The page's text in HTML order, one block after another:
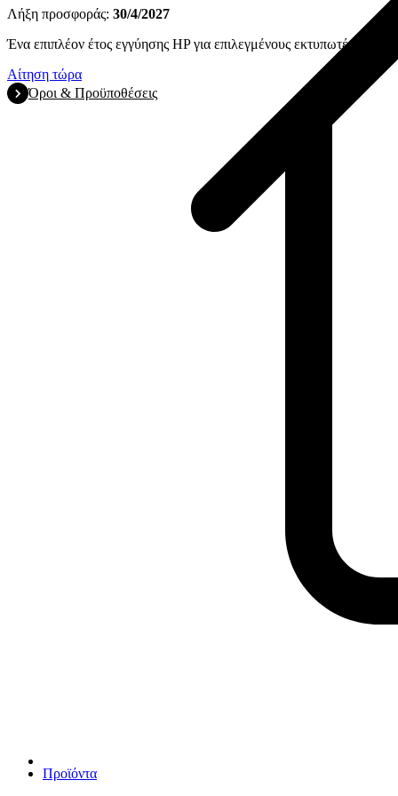
Προϊόντα
Λήξη προσφοράς: 30/4/2027
Ένα επιπλέον έτος εγγύησης HP για επιλεγμένους εκτυπωτές HP
Αίτηση τώρα
Όροι & Προϋποθέσεις